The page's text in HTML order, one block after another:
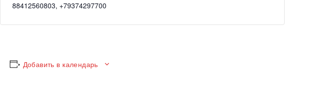
88412560803, +79374297700
Добавить в календарь